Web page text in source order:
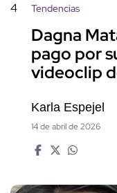
4 Tendencias
Dagna
pago por
videoclip
Karla Espejel
14 de abril de 2026